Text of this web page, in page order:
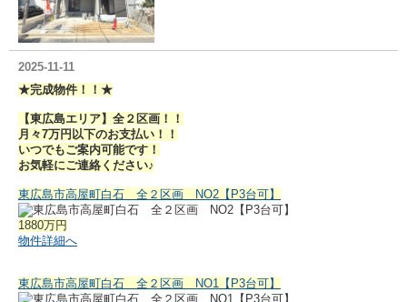
2025-11-11
★完成物件！！★
【東広島エリア】全２区画！！
月々7万円以下のお支払い！！
いつでもご案内可能です！
お気軽にご連絡ください♪
東広島市高屋町白石 全２区画 NO2【P3台可】
1880万円
物件詳細へ
東広島市高屋町白石 全２区画 NO1【P3台可】